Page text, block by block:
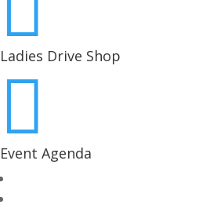
Ladies Drive Shop

Event Agenda